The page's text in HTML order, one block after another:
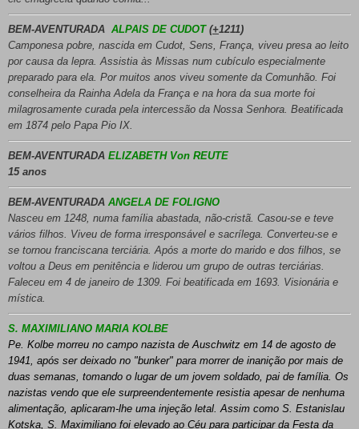
BEM-AVENTURADA ALPAIS DE CUDOT (+1211)
Camponesa pobre, nascida em Cudot, Sens, França, viveu presa ao leito
por causa da lepra. Assistia às Missas num cubículo especialmente
preparado para ela. Por muitos anos viveu somente da Comunhão. Foi
conselheira da Rainha Adela da França e na hora da sua morte foi
milagrosamente curada pela intercessão da Nossa Senhora. Beatificada
em 1874 pelo Papa Pio IX.
BEM-AVENTURADA ELIZABETH Von REUTE
15 anos
BEM-AVENTURADA ANGELA DE FOLIGNO
Nasceu em 1248, numa família abastada, não-cristã. Casou-se e teve
vários filhos. Viveu de forma irresponsável e sacrílega. Converteu-se e
se tornou franciscana terciária. Após a morte do marido e dos filhos, se
voltou a Deus em penitência e liderou um grupo de outras terciárias.
Faleceu em 4 de janeiro de 1309. Foi beatificada em 1693. Visionária e
mística.
S. MAXIMILIANO MARIA KOLBE
Pe. Kolbe morreu no campo nazista de Auschwitz em 14 de agosto de
1941, após ser deixado no "bunker" para morrer de inanição por mais de
duas semanas, tomando o lugar de um jovem soldado, pai de família. Os
nazistas vendo que ele surpreendentemente resistia apesar de nenhuma
alimentação, aplicaram-lhe uma injeção letal. Assim como S. Estanislau
Kotska, S. Maximiliano foi elevado ao Céu para participar da Festa da